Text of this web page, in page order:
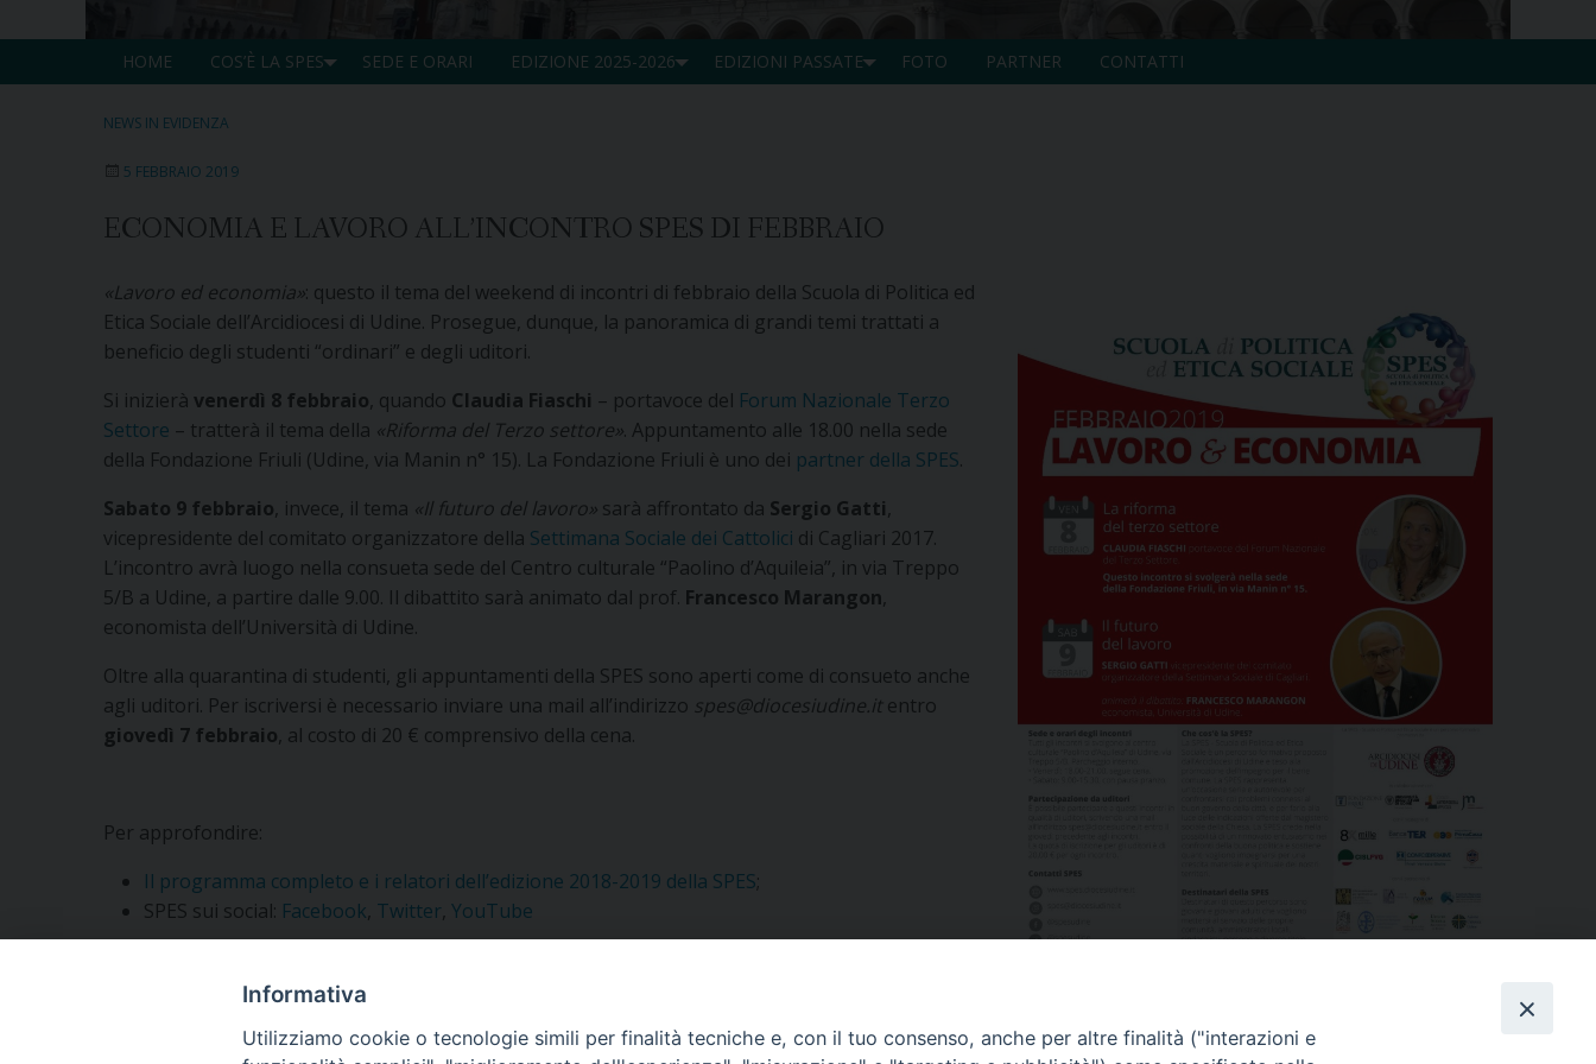
HOME COS’È LA SPES SEDE E ORARI EDIZIONE 2025-2026 EDIZIONI PASSATE FOTO PARTNER CONTATTI
NEWS IN EVIDENZA
5 FEBBRAIO 2019
ECONOMIA E LAVORO ALL’INCONTRO SPES DI FEBBRAIO
«Lavoro ed economia»: questo il tema del weekend di incontri di febbraio della Scuola di Politica ed
Etica Sociale dell’Arcidiocesi di Udine. Prosegue, dunque, la panoramica di grandi temi trattati a
beneficio degli studenti “ordinari” e degli uditori.
Si inizierà venerdì 8 febbraio, quando Claudia Fiaschi – portavoce del Forum Nazionale Terzo
Settore – tratterà il tema della «Riforma del Terzo settore». Appuntamento alle 18.00 nella sede
della Fondazione Friuli (Udine, via Manin n° 15). La Fondazione Friuli è uno dei partner della SPES.
Sabato 9 febbraio, invece, il tema «Il futuro del lavoro» sarà affrontato da Sergio Gatti,
vicepresidente del comitato organizzatore della Settimana Sociale dei Cattolici di Cagliari 2017.
L’incontro avrà luogo nella consueta sede del Centro culturale “Paolino d’Aquileia”, in via Treppo
5/B a Udine, a partire dalle 9.00. Il dibattito sarà animato dal prof. Francesco Marangon,
economista dell’Università di Udine.
Oltre alla quarantina di studenti, gli appuntamenti della SPES sono aperti come di consueto anche
agli uditori. Per iscriversi è necessario inviare una mail all’indirizzo spes@diocesiudine.it entro
giovedì 7 febbraio, al costo di 20 € comprensivo della cena.
Per approfondire:
Il programma completo e i relatori dell’edizione 2018-2019 della SPES;
SPES sui social: Facebook, Twitter, YouTube
Informativa
Utilizziamo cookie o tecnologie simili per finalità tecniche e, con il tuo consenso, anche per altre finalità ("interazioni e